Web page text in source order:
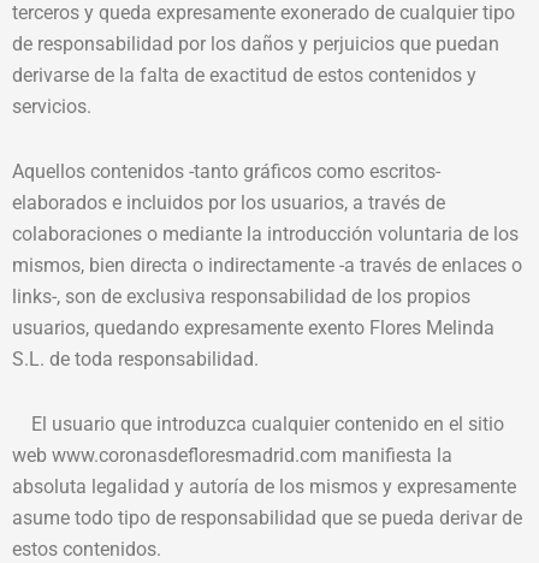
terceros y queda expresamente exonerado de cualquier tipo
de responsabilidad por los daños y perjuicios que puedan
derivarse de la falta de exactitud de estos contenidos y
servicios.
Aquellos contenidos -tanto gráficos como escritos-
elaborados e incluidos por los usuarios, a través de
colaboraciones o mediante la introducción voluntaria de los
mismos, bien directa o indirectamente -a través de enlaces o
links-, son de exclusiva responsabilidad de los propios
usuarios, quedando expresamente exento Flores Melinda
S.L. de toda responsabilidad.
El usuario que introduzca cualquier contenido en el sitio
web www.coronasdefloresmadrid.com manifiesta la
absoluta legalidad y autoría de los mismos y expresamente
asume todo tipo de responsabilidad que se pueda derivar de
estos contenidos.